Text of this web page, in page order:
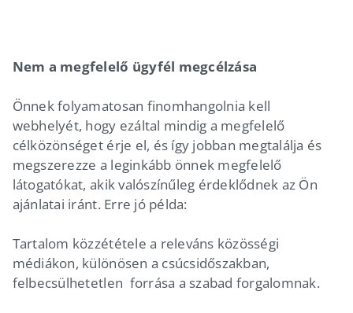
Nem a megfelelő ügyfél megcélzása
Önnek folyamatosan finomhangolnia kell
webhelyét, hogy ezáltal mindig a megfelelő
célközönséget érje el, és így jobban megtalálja és
megszerezze a leginkább önnek megfelelő
látogatókat, akik valószínűleg érdeklődnek az Ön
ajánlatai iránt. Erre jó példa:
Tartalom közzététele a releváns közösségi
médiákon, különösen a csúcsidőszakban,
felbecsülhetetlen forrása a szabad forgalomnak.